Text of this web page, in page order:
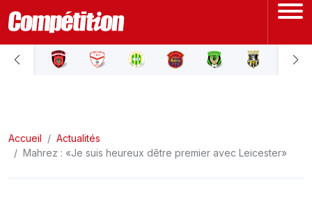
ACCUEIL
LIGUE 2
Accueil
Actualités
Mahrez : «Je suis heureux dêtre premier avec Leicester»